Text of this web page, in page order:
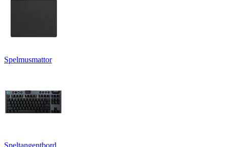
Spelmusmattor
Speltangentbord